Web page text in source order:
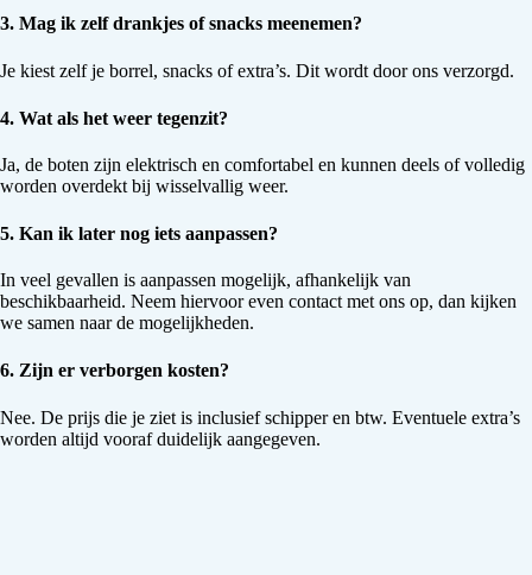
3. Mag ik zelf drankjes of snacks meenemen?
Je kiest zelf je borrel, snacks of extra’s. Dit wordt door ons verzorgd.
4. Wat als het weer tegenzit?
Ja, de boten zijn elektrisch en comfortabel en kunnen deels of volledig
worden overdekt bij wisselvallig weer.
5. Kan ik later nog iets aanpassen?
In veel gevallen is aanpassen mogelijk, afhankelijk van
beschikbaarheid. Neem hiervoor even contact met ons op, dan kijken
we samen naar de mogelijkheden.
6. Zijn er verborgen kosten?
Nee. De prijs die je ziet is inclusief schipper en btw. Eventuele extra’s
worden altijd vooraf duidelijk aangegeven.